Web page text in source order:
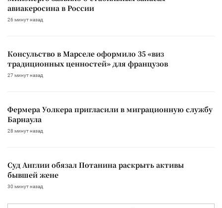
авиакеросина в России
26 минут назад
Консульство в Марселе оформило 35 «виз
традиционных ценностей» для французов
27 минут назад
Фермера Уолкера пригласили в миграционную службу
Барнаула
28 минут назад
Суд Англии обязал Потанина раскрыть активы
бывшей жене
30 минут назад